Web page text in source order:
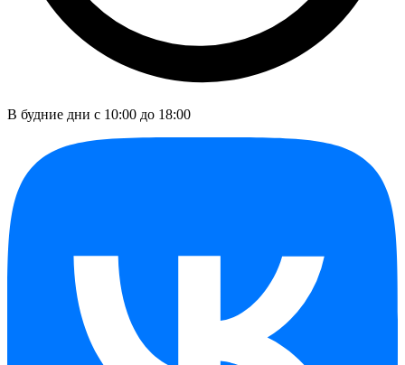
В будние дни c 10:00 до 18:00